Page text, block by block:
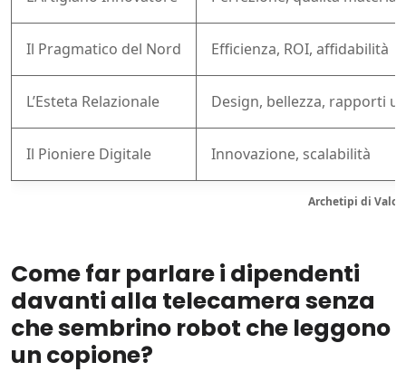
Archetipi di
Il Pragmatico del Nord Efficienza, ROI, affidabilità
L’Esteta Relazionale Design, bellezza, rapporti
Il Pioniere Digitale Innovazione, scalabilità
Come far parlare i dipendenti
davanti alla telecamera senza
che sembrino robot che leggono
un copione?